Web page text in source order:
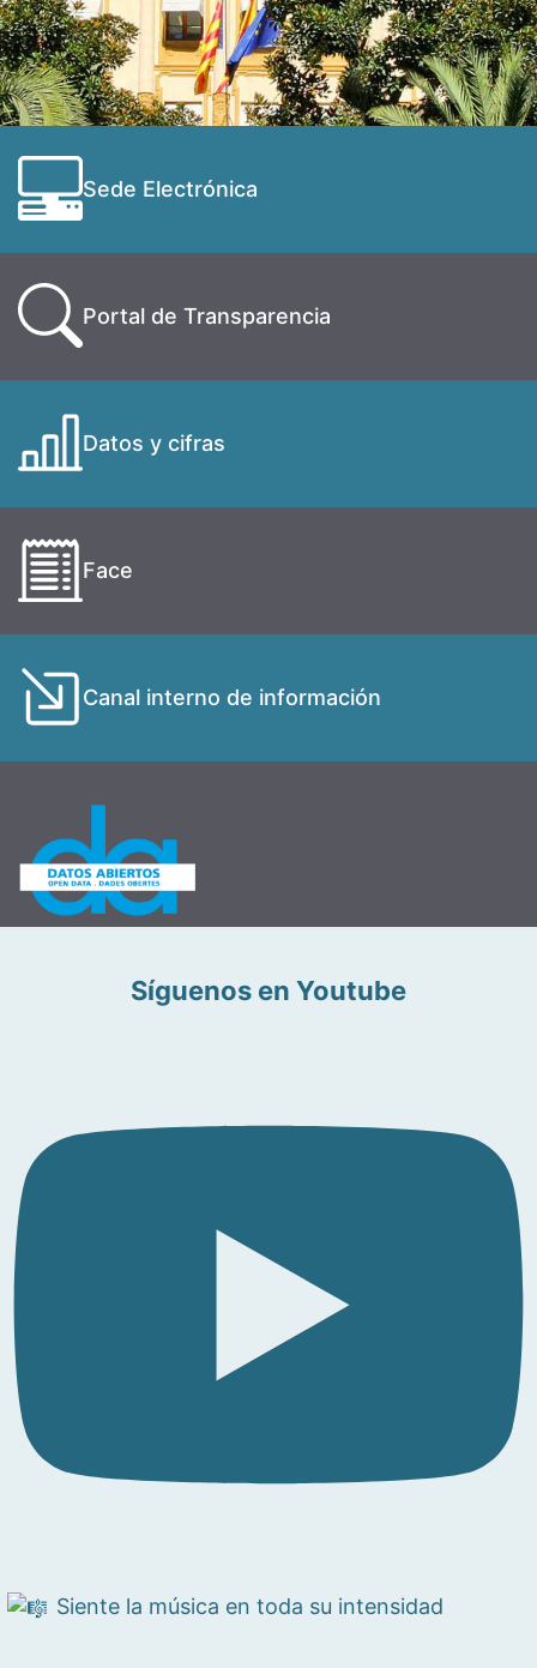
Sede Electrónica
Portal de Transparencia
Datos y cifras
Face
Canal interno de información
Síguenos en Youtube
Siente la música en toda su intensidad